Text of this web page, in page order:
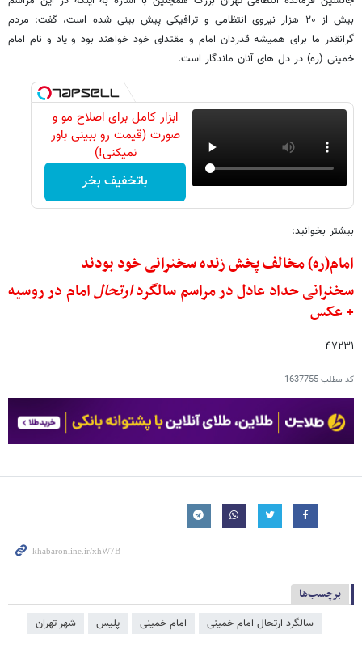
بیش از ۲۰ هزار نیروی انتظامی و ترافیکی پیش بینی شده است، گفت: مردم
گرانقدر ما برای همیشه قدردان امام و مقتدای خود خواهند بود و یاد و نام امام
خمینی (ره) در دل های آنان ماندگار است.
ابزار کامل برای اصلاح مو و
صورت (قیمت رو ببینی باور
نمیکنی!)
باتخفیف بخر
بیشتر بخوانید:
امام(ره) مخالف پخش زنده سخنرانی خود بودند
سخنرانی حداد عادل در مراسم سالگردارتحالامام در روسیه
+ عکس
۴۷۲۳۱
کد مطلب1637755
برچسب‌ها
سالگرد ارتحال امام خمینی امام خمینی پلیس شهر تهران